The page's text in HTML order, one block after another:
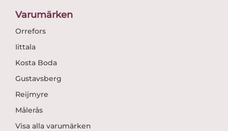
Varumärken
Orrefors
Iittala
Kosta Boda
Gustavsberg
Reijmyre
Målerås
Visa alla varumärken